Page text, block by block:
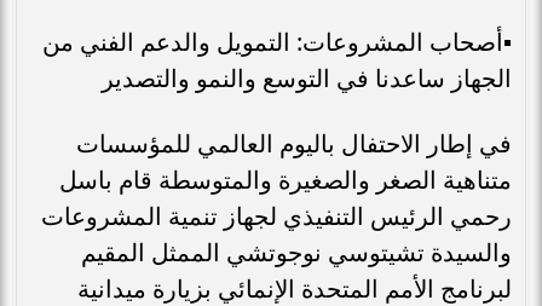
▪︎أصحاب المشروعات: التمويل والدعم الفني من
الجهاز ساعدنا في التوسع والنمو والتصدير
في إطار الاحتفال باليوم العالمي للمؤسسات
متناهية الصغر والصغيرة والمتوسطة قام باسل
رحمي الرئيس التنفيذي لجهاز تنمية المشروعات
والسيدة تشيتوسي نوجوتشي الممثل المقيم
لبرنامج الأمم المتحدة الإنمائي بزيارة ميدانية